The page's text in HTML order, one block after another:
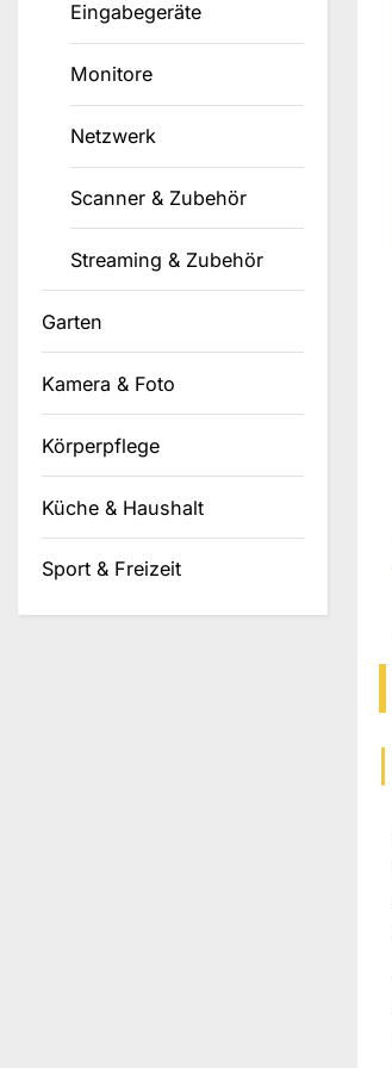
Eingabegeräte
Monitore
Netzwerk
Scanner & Zubehör
Streaming & Zubehör
Garten
Kamera & Foto
Körperpflege
Küche & Haushalt
Sport & Freizeit